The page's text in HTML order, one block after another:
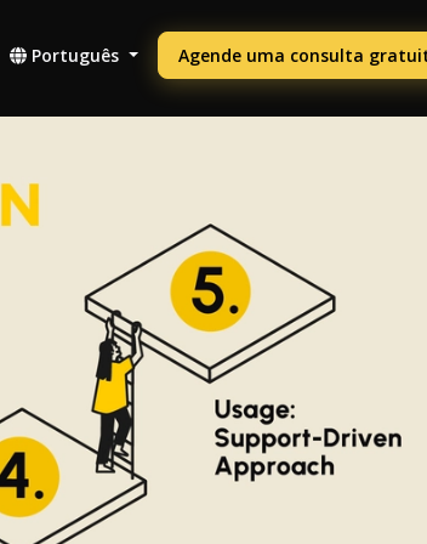
Português Agende uma consulta